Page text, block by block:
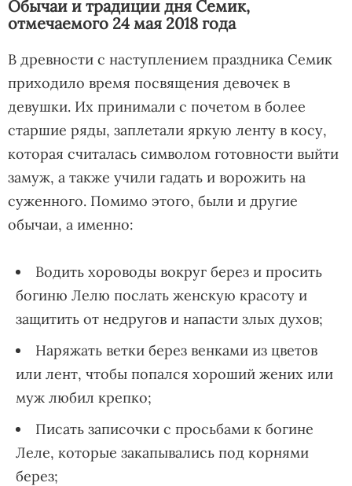
Обычаи и традиции дня Семик,
отмечаемого 24 мая 2018 года
В древности с наступлением праздника Семик
приходило время посвящения девочек в
девушки. Их принимали с почетом в более
старшие ряды, заплетали яркую ленту в косу,
которая считалась символом готовности выйти
замуж, а также учили гадать и ворожить на
суженного. Помимо этого, были и другие
обычаи, а именно:
Водить хороводы вокруг берез и просить
богиню Лелю послать женскую красоту и
защитить от недругов и напасти злых духов;
Наряжать ветки берез венками из цветов
или лент, чтобы попался хороший жених или
муж любил крепко;
Писать записочки с просьбами к богине
Леле, которые закапывались под корнями
берез;